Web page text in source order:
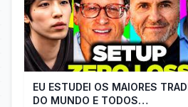
EU ESTUDEI OS MAIORES
DO MUNDO E TODOS